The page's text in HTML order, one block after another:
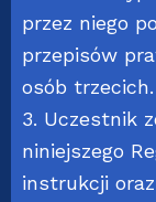
przez niego
przepisów
osób trzecich.
3. Uczestnik
niniejszego
instrukcji